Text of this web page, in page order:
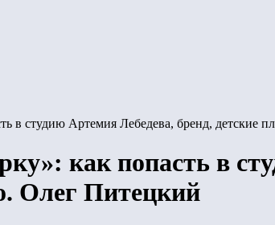
в студию Артемия Лебедева, бренд, детские
как попасть в
Олег Питецкий